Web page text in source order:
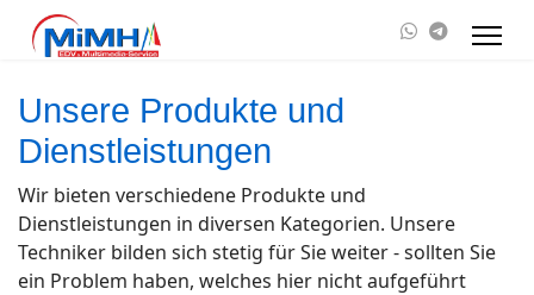
Unsere Produkte und
Dienstleistungen
Wir bieten verschiedene Produkte und
Dienstleistungen in diversen Kategorien. Unsere
Techniker bilden sich stetig für Sie weiter - sollten Sie
ein Problem haben, welches hier nicht aufgeführt